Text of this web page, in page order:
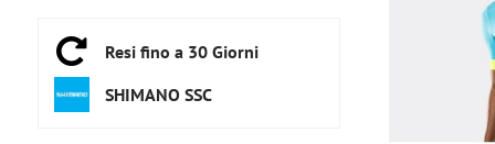
Resi fino a 30 Giorni
SHIMANO SSC